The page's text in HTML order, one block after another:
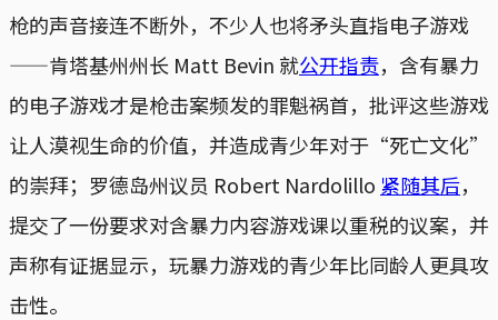
枪的声音接连不断外，不少人也将矛头直指电子游戏
——肯塔基州州长 Matt Bevin 就公开指责，含有暴力
的电子游戏才是枪击案频发的罪魁祸首，批评这些游戏
让人漠视生命的价值，并造成青少年对于“死亡文化”
的崇拜；罗德岛州议员 Robert Nardolillo 紧随其后，
提交了一份要求对含暴力内容游戏课以重税的议案，并
声称有证据显示，玩暴力游戏的青少年比同龄人更具攻
击性。